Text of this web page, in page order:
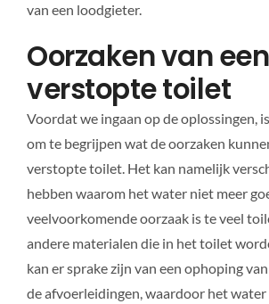
van een loodgieter.
Oorzaken van een
verstopte toilet
Voordat we ingaan op de oplossingen,
om te begrijpen wat de oorzaken
verstopte toilet. Het kan namelijk
hebben waarom het water niet meer
veelvoorkomende oorzaak is te veel
andere materialen die in het toilet
kan er sprake zijn van een ophoping
de afvoerleidingen, waardoor het water